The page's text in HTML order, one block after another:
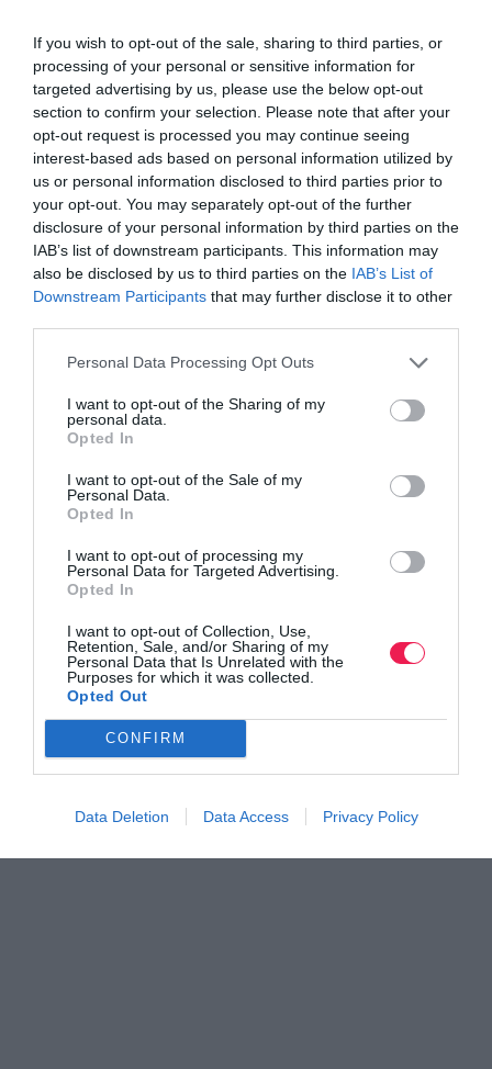
If you wish to opt-out of the sale, sharing to third parties, or
processing of your personal or sensitive information for
targeted advertising by us, please use the below opt-out
section to confirm your selection. Please note that after your
opt-out request is processed you may continue seeing
interest-based ads based on personal information utilized by
us or personal information disclosed to third parties prior to
your opt-out. You may separately opt-out of the further
disclosure of your personal information by third parties on the
IAB’s list of downstream participants. This information may
also be disclosed by us to third parties on the IAB’s List of
Downstream Participants that may further disclose it to other
Personal Data Processing Opt Outs
I want to opt-out of the Sharing of my
personal data.
Opted In
I want to opt-out of the Sale of my
Personal Data.
Opted In
I want to opt-out of processing my
Personal Data for Targeted Advertising.
Opted In
I want to opt-out of Collection, Use,
Retention, Sale, and/or Sharing of my
Personal Data that Is Unrelated with the
Purposes for which it was collected.
Opted Out
CONFIRM
Data Deletion Data Access Privacy Policy
Γίνε Συνδρομητής
Βρες το RUNNER!
Όλα τα Τεύχη